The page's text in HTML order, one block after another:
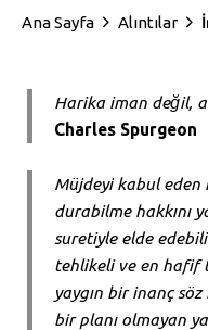
Ana Sayfa Alıntılar
Harika iman değil,
Charles Spurgeon
Müjdeyi kabul eden
durabilme hakkını
suretiyle elde
tehlikeli ve en hafif
yaygın bir inanç
bir planı olmayan